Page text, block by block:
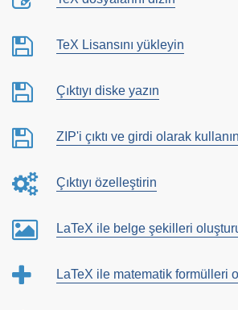
TeX Lisansını yükleyin
Çıktıyı diske yazın
ZIP'i çıktı ve girdi olarak kullanın
Çıktıyı özelleştirin
LaTeX ile belge şekilleri
LaTeX ile matematik formülleri